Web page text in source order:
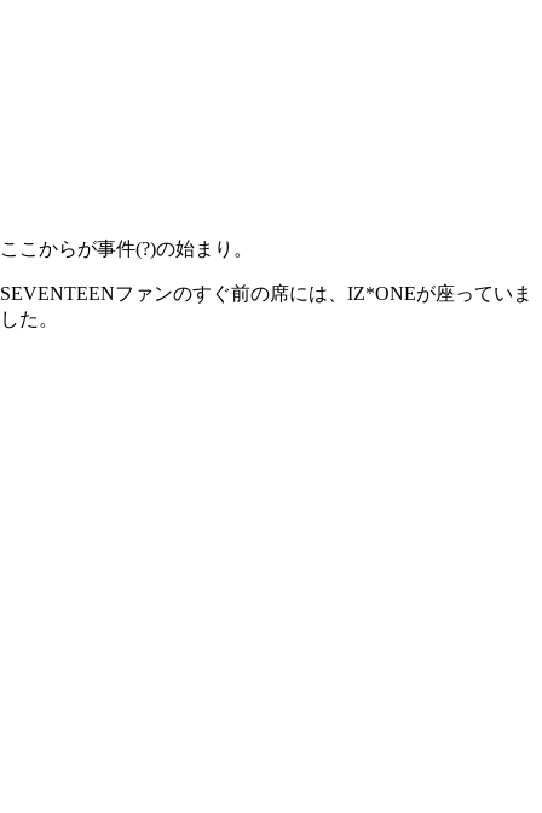
ここからが事件(?)の始まり。
SEVENTEENファンのすぐ前の席には、IZ*ONEが座っていま
した。